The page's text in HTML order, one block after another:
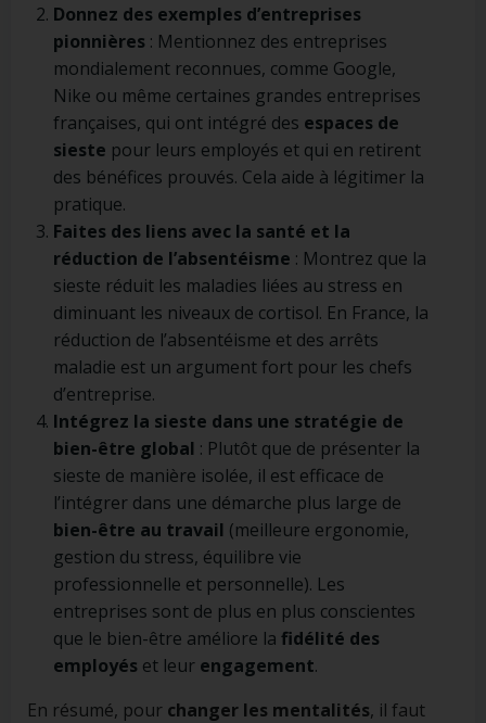
Donnez des exemples d’entreprises
pionnières : Mentionnez des entreprises
mondialement reconnues, comme Google,
Nike ou même certaines grandes entreprises
françaises, qui ont intégré des espaces de
sieste pour leurs employés et qui en retirent
des bénéfices prouvés. Cela aide à légitimer la
pratique.
Faites des liens avec la santé et la
réduction de l’absentéisme : Montrez que la
sieste réduit les maladies liées au stress en
diminuant les niveaux de cortisol. En France, la
réduction de l’absentéisme et des arrêts
maladie est un argument fort pour les chefs
d’entreprise.
Intégrez la sieste dans une stratégie de
bien-être global : Plutôt que de présenter la
sieste de manière isolée, il est efficace de
l’intégrer dans une démarche plus large de
bien-être au travail (meilleure ergonomie,
gestion du stress, équilibre vie
professionnelle et personnelle). Les
entreprises sont de plus en plus conscientes
que le bien-être améliore la fidélité des
employés et leur engagement.
En résumé, pour changer les mentalités, il faut